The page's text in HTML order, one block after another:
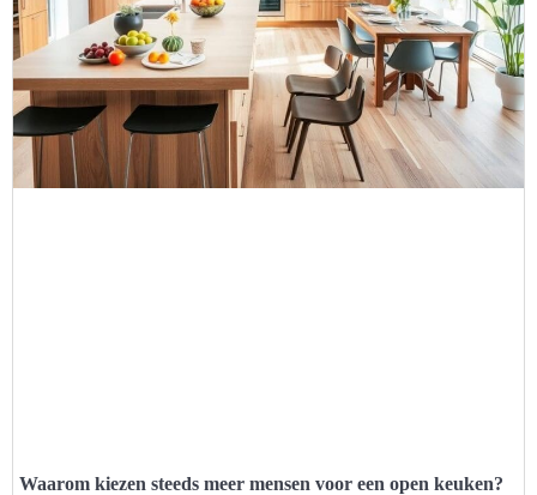
Waarom kiezen steeds meer mensen voor een open keuken?